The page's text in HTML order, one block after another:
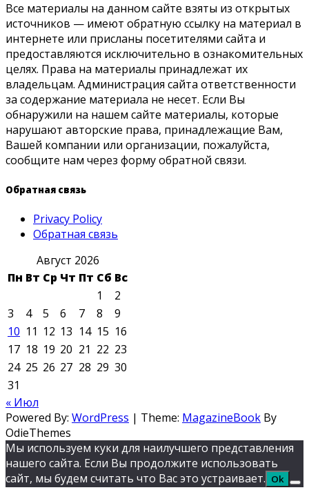
Все материалы на данном сайте взяты из открытых
источников — имеют обратную ссылку на материал в
интернете или присланы посетителями сайта и
предоставляются исключительно в ознакомительных
целях. Права на материалы принадлежат их
владельцам. Администрация сайта ответственности
за содержание материала не несет. Если Вы
обнаружили на нашем сайте материалы, которые
нарушают авторские права, принадлежащие Вам,
Вашей компании или организации, пожалуйста,
сообщите нам через форму обратной связи.
Обратная связь
Privacy Policy
Обратная связь
Август 2026
Пн Вт Ср Чт Пт Сб Вс
1
2
3
4 5 6 7 8
9
10 11 12 13 14 15 16
17 18 19 20 21 22 23
24 25 26 27 28 29 30
31
« Июл
Powered By: WordPress | Theme: MagazineBook By
OdieThemes
Мы используем куки для наилучшего представления
нашего сайта. Если Вы продолжите использовать
сайт, мы будем считать что Вас это устраивает. Ok